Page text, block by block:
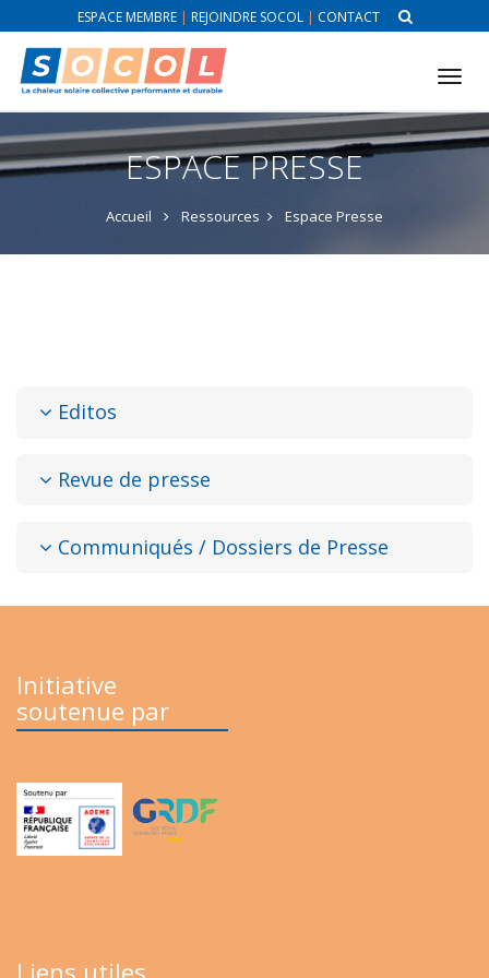
ESPACE MEMBRE| REJOINDRE SOCOL| CONTACT
ESPACE PRESSE
Accueil Ressources Espace Presse
Editos
Revue de presse
Communiqués / Dossiers de Presse
Initiative
soutenue par